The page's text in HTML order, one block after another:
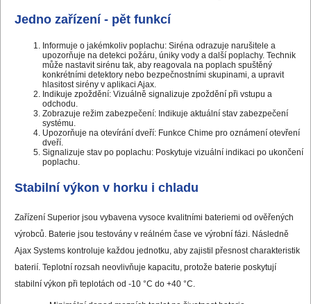
Jedno zařízení - pět funkcí
Informuje o jakémkoliv poplachu: Siréna odrazuje narušitele a
upozorňuje na detekci požáru, úniky vody a další poplachy. Technik
může nastavit sirénu tak, aby reagovala na poplach spuštěný
konkrétními detektory nebo bezpečnostními skupinami, a upravit
hlasitost sirény v aplikaci Ajax.
Indikuje zpoždění: Vizuálně signalizuje zpoždění při vstupu a
odchodu.
Zobrazuje režim zabezpečení: Indikuje aktuální stav zabezpečení
systému.
Upozorňuje na otevírání dveří: Funkce Chime pro oznámení otevření
dveří.
Signalizuje stav po poplachu: Poskytuje vizuální indikaci po ukončení
poplachu.
Stabilní výkon v horku i chladu
Zařízení Superior jsou vybavena vysoce kvalitními bateriemi od ověřených
výrobců. Baterie jsou testovány v reálném čase ve výrobní fázi. Následně
Ajax Systems kontroluje každou jednotku, aby zajistil přesnost charakteristik
baterií. Teplotní rozsah neovlivňuje kapacitu, protože baterie poskytují
stabilní výkon při teplotách od -10 °C do +40 °C.